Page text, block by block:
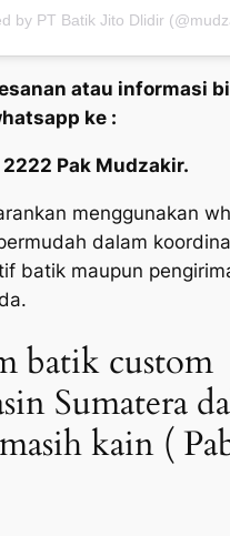
atau informasi
ke :
Pak Mudzakir.
menggunakan
dalam
batik maupun
batik custom
Sumatera
kain (